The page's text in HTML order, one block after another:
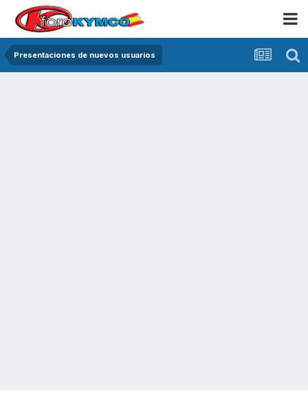
Presentaciones de nuevos usuarios